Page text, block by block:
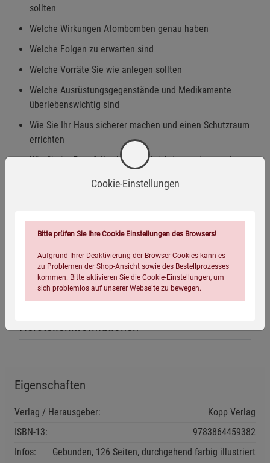
sollten
Welche Wirkungen Atombomben genau haben
Welche Folgen zu erwarten sind
Welche Vorräte Sie wie anlegen sollten
Welche Ausrüstungsgegenstände und Medikamente
überlebenswichtig sind
Wie Sie Ihr Haus sicherer machen und einen Schutzraum
errichten
Wie Sie im Ernstfall schnell und richtig reagieren - das
Ereignisse von Hiroshima und Nagasaki.Wenn Sie die
Ratschläge dieses Buches beherzigen, erhöhen Sie Ihre
Überlebenschancen deutlich.
Eigenschaften
Verlag / Herausgeber:
Kopp Verlag
ISBN-13:
9783864459382
Infos:
Gebunden, 126 Seiten, durchgehend farbig illustriert
Cookie-Einstellungen
Bitte prüfen Sie Ihre Cookie Einstellungen des Browsers!
Aufgrund Ihrer Deaktivierung der Browser-Cookies kann es
zu Problemen der Shop-Ansicht sowie des Bestellprozesses
kommen. Bitte aktivieren Sie die Cookie-Einstellungen, um
sich problemlos auf unserer Webseite zu bewegen.
Zurück